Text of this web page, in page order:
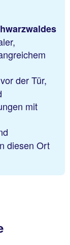
der Tür,
mit
diesen Ort